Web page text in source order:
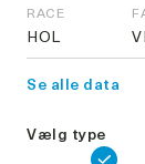
RACE
HOL
Se alle data
Vælg type